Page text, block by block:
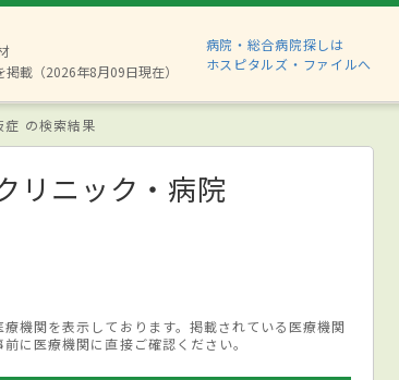
載（2026年8月09日現在）
病院・総合病院探しは
ホスピタルズ・ファイルへ
症 の検索結果
リニック・病院
機関を表示しております。掲載されている医療機関
に医療機関に直接ご確認ください。